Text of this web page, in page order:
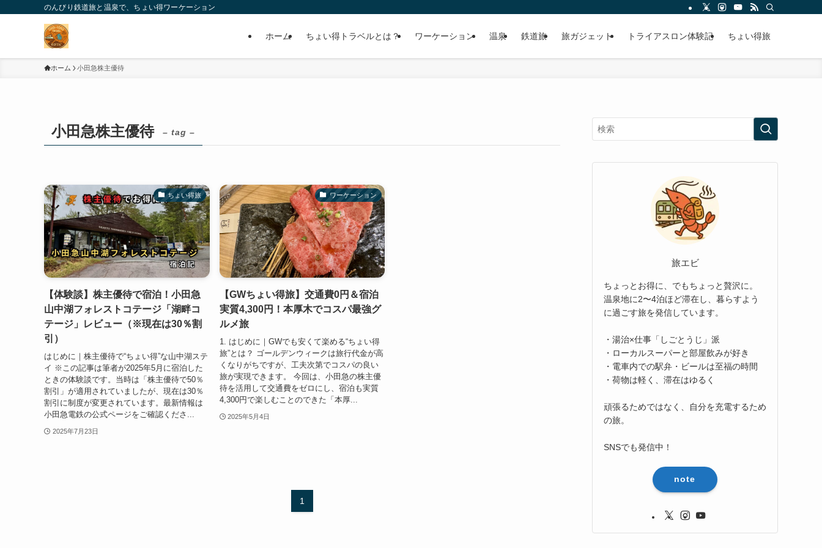
のんびり鉄道旅と温泉で、ちょい得ワーケーション
ホーム ちょい得トラベルとは？ ワーケーション 温泉 鉄道旅 旅ガジェット トライアスロン体験記 ちょい得旅
ホーム 小田急株主優待
小田急株主優待 – tag –
ちょい得旅
【体験談】株主優待で宿泊！小田急
山中湖フォレストコテージ「湖畔コ
テージ」レビュー（※現在は30％割
引）
はじめに｜株主優待で“ちょい得”な山中湖ステ
イ ※この記事は筆者が2025年5月に宿泊した
ときの体験談です。当時は「株主優待で50％
割引」が適用されていましたが、現在は30％
割引に制度が変更されています。最新情報は
小田急電鉄の公式ページをご確認くださ...
2025年7月23日
ワーケーション
【GWちょい得旅】交通費0円＆宿泊
実質4,300円！本厚木でコスパ最強グ
ルメ旅
1. はじめに｜GWでも安くて楽める“ちょい得
旅”とは？ ゴールデンウィークは旅行代金が高
くなりがちですが、工夫次第でコスパの良い
旅が実現できます。 今回は、小田急の株主優
待を活用して交通費をゼロにし、宿泊も実質
4,300円で楽しむことのできた「本厚...
2025年5月4日
1
旅エビ
ちょっとお得に、でもちょっと贅沢に。
温泉地に2〜4泊ほど滞在し、暮らすよう
に過ごす旅を発信しています。
・湯治×仕事「しごとうじ」派
・ローカルスーパーと部屋飲みが好き
・電車内での駅弁・ビールは至福の時間
・荷物は軽く、滞在はゆるく
頑張るためではなく、自分を充電するため
の旅。
SNSでも発信中！
note